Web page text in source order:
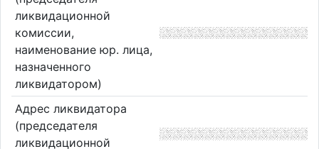
ликвидационной
комиссии,
наименование юр. лица,
назначенного
ликвидатором)
Адрес ликвидатора
(председателя
ликвидационной